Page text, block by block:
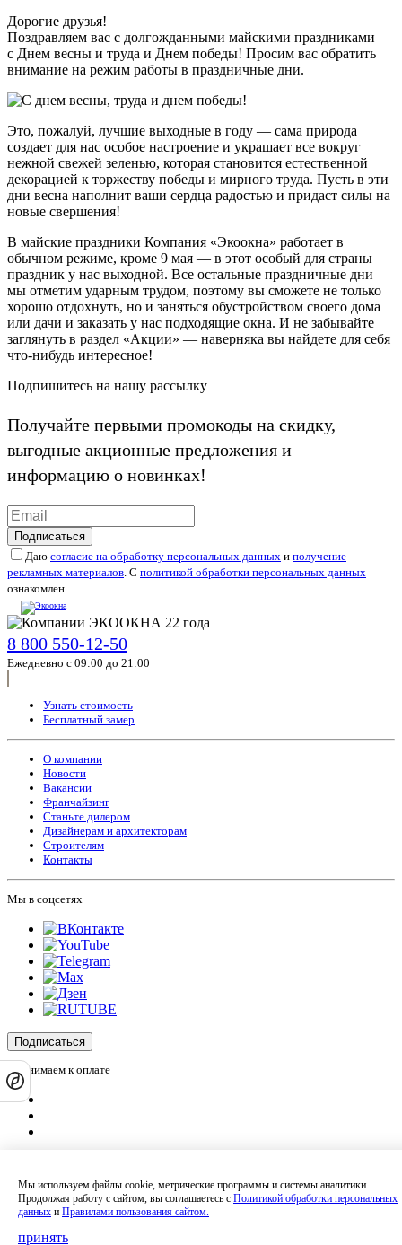
Дорогие друзья!
Поздравляем вас с долгожданными майскими праздниками —
с Днем весны и труда и Днем победы! Просим вас обратить
внимание на режим работы в праздничные дни.
Это, пожалуй, лучшие выходные в году — сама природа
создает для нас особое настроение и украшает все вокруг
нежной свежей зеленью, которая становится естественной
декорацией к торжеству победы и мирного труда. Пусть в эти
дни весна наполнит ваши сердца радостью и придаст силы на
новые свершения!
В майские праздники Компания «Экоокна» работает в
обычном режиме, кроме 9 мая — в этот особый для страны
праздник у нас выходной. Все остальные праздничные дни
мы отметим ударным трудом, поэтому вы сможете не только
хорошо отдохнуть, но и заняться обустройством своего дома
или дачи и заказать у нас подходящие окна. И не забывайте
заглянуть в раздел «Акции» — наверняка вы найдете для себя
что-нибудь интересное!
Подпишитесь на нашу рассылку
Получайте первыми промокоды на скидку,
выгодные акционные предложения и
информацию о новинках!
Подписаться
Даю согласие на обработку персональных данных и получение
рекламных материалов. С политикой обработки персональных данных
ознакомлен.
8 800 550-12-50
Ежедневно с 09:00 до 21:00
Узнать стоимость
Бесплатный замер
О компании
Новости
Вакансии
Франчайзинг
Станьте дилером
Дизайнерам и архитекторам
Строителям
Контакты
Мы в соцсетях
Подписаться
Принимаем к оплате
Оставляя на сайте свои контактные данные, Вы даете согласие на обработку
своих персональных данных в соответствии сполитикой
конфиденциальности .
Сайт не является публичной офертой и носит информационный характер.
Политика обработки персональных данных
Мы используем файлы cookie, метрические программы и системы аналитики.
Продолжая работу с сайтом, вы соглашаетесь с Политикой обработки персональных
данных и Правилами пользования сайтом.
принять